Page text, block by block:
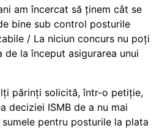
am încercat să ținem cât se
bine sub control posturile
/ La niciun concurs nu poți
de la început asigurarea unui
părinți solicită, într-o petiție,
deciziei ISMB de a nu mai
pentru posturile la plata